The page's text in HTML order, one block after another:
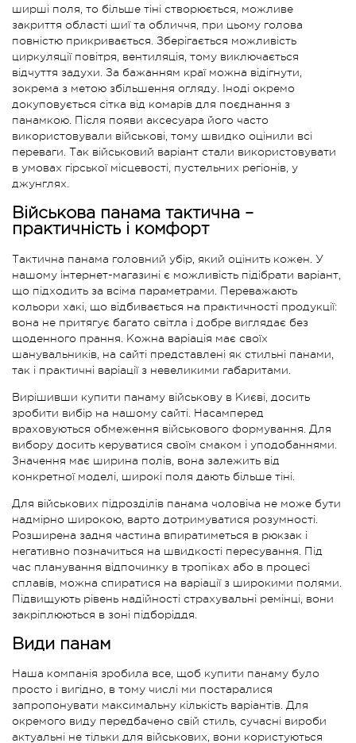
ширші поля, то більше тіні створюється, можливе
закриття області шиї та обличчя, при цьому голова
повністю прикривається. Зберігається можливість
циркуляції повітря, вентиляція, тому виключається
відчуття задухи. За бажанням краї можна відігнути,
зокрема з метою збільшення огляду. Іноді окремо
докуповується сітка від комарів для поєднання з
панамкою. Після появи аксесуара його часто
використовували військові, тому швидко оцінили всі
переваги. Так військовий варіант стали використовувати
в умовах гірської місцевості, пустельних регіонів, у
джунглях.
Військова панама тактична –
практичність і комфорт
Тактична панама головний убір, який оцінить кожен. У
нашому інтернет-магазині є можливість підібрати варіант,
що підходить за всіма параметрами. Переважають
кольори хакі, що відбивається на практичності продукції:
вона не притягує багато світла і добре виглядає без
щоденного прання. Кожна варіація має своїх
шанувальників, на сайті представлені як стильні панами,
так і практичні варіації з невеликими габаритами.
Вирішивши купити панаму військову в Києві, досить
зробити вибір на нашому сайті. Насамперед
враховуються обмеження військового формування. Для
вибору досить керуватися своїм смаком і уподобаннями.
Значення має ширина полів, вона залежить від
конкретної моделі, широкі поля дають більше тіні.
Для військових підрозділів панама чоловіча не може бути
надмірно широкою, варто дотримуватися розумності.
Розширена задня частина впиратиметься в рюкзак і
негативно позначиться на швидкості пересування. Під
час планування відпочинку в тропіках або в процесі
сплавів, можна спиратися на варіації з широкими полями.
Підвищують рівень надійності страхувальні ремінці, вони
закріплюються в зоні підборіддя.
Види панам
Наша компанія зробила все, щоб купити панаму було
просто і вигідно, в тому числі ми постаралися
запропонувати максимальну кількість варіантів. Для
окремого виду передбачено свій стиль, сучасні вироби
актуальні не тільки для військових, вони користуються